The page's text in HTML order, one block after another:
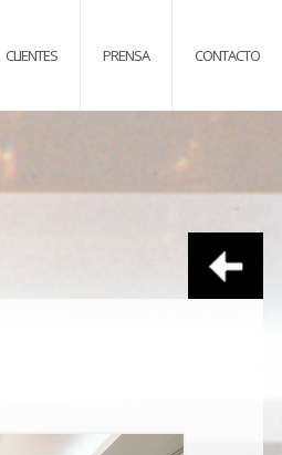
CLIENTES PRENSA CONTACTO